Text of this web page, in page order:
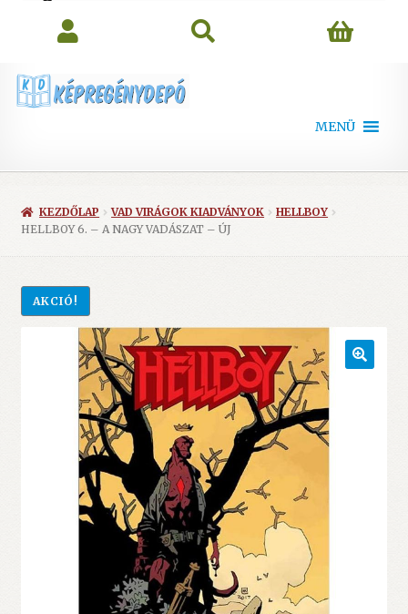
MENÜ
KEZDŐLAP VAD VIRÁGOK KIADVÁNYOK
HELLBOY
HELLBOY 6. – A NAGY VADÁSZAT – ÚJ
AKCIÓ!